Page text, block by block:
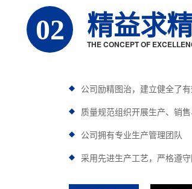
02 精益求
THE CONCEPT OF
公司励精图治，建立健全了
质量规范组织开展生产、销
公司拥有专业生产管理团队
采用先进生产工艺，严格遵